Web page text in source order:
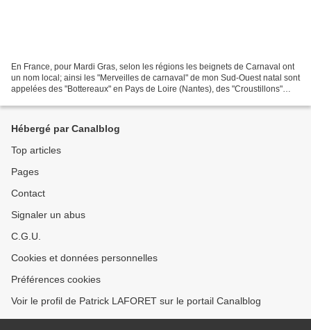
En France, pour Mardi Gras, selon les régions les beignets de Carnaval ont
un nom local; ainsi les "Merveilles de carnaval" de mon Sud-Ouest natal sont
appelées des "Bottereaux" en Pays de Loire (Nantes), des "Croustillons"
Hébergé par Canalblog
Top articles
Pages
Contact
Signaler un abus
C.G.U.
Cookies et données personnelles
Préférences cookies
Voir le profil de Patrick LAFORET sur le portail Canalblog